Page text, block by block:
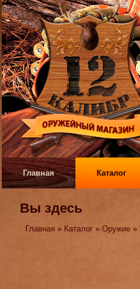
Главная Каталог
Вы здесь
Главная » Каталог »Оружие »